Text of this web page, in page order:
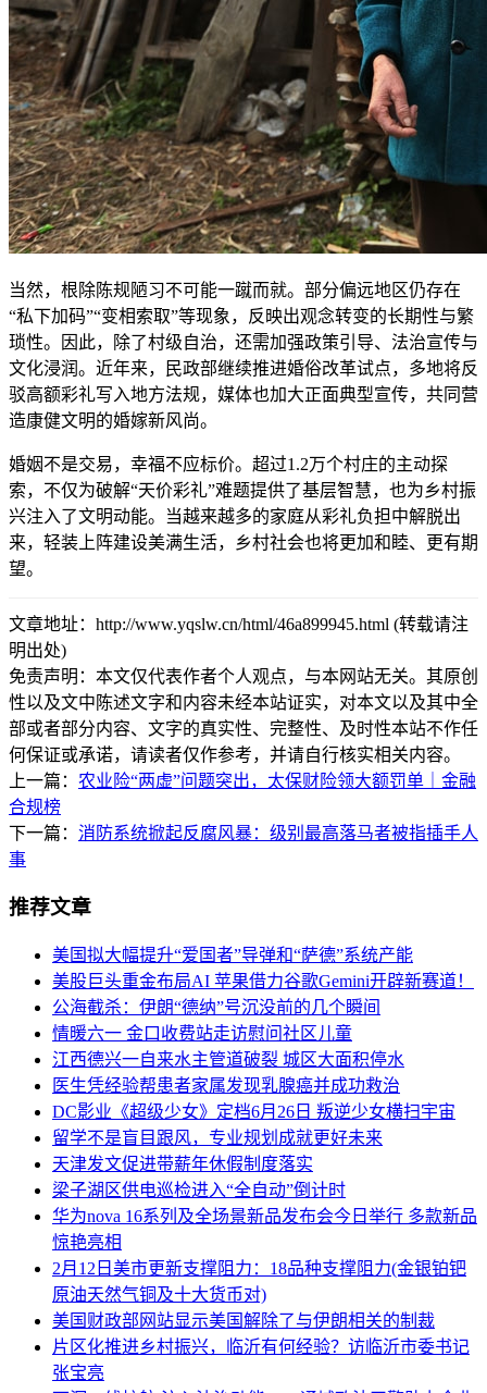
当然，根除陈规陋习不可能一蹴而就。部分偏远地区仍存在
“私下加码”“变相索取”等现象，反映出观念转变的长期性与繁
琐性。因此，除了村级自治，还需加强政策引导、法治宣传与
文化浸润。近年来，民政部继续推进婚俗改革试点，多地将反
驳高额彩礼写入地方法规，媒体也加大正面典型宣传，共同营
造康健文明的婚嫁新风尚。
婚姻不是交易，幸福不应标价。超过1.2万个村庄的主动探
索，不仅为破解“天价彩礼”难题提供了基层智慧，也为乡村振
兴注入了文明动能。当越来越多的家庭从彩礼负担中解脱出
来，轻装上阵建设美满生活，乡村社会也将更加和睦、更有期
望。
文章地址：http://www.yqslw.cn/html/46a899945.html (转载请注
明出处)
免责声明：本文仅代表作者个人观点，与本网站无关。其原创
性以及文中陈述文字和内容未经本站证实，对本文以及其中全
部或者部分内容、文字的真实性、完整性、及时性本站不作任
何保证或承诺，请读者仅作参考，并请自行核实相关内容。
上一篇： 农业险“两虚”问题突出，太保财险领大额罚单｜金融
合规榜
下一篇： 消防系统掀起反腐风暴：级别最高落马者被指插手人
事
推荐文章
美国拟大幅提升“爱国者”导弹和“萨德”系统产能
美股巨头重金布局AI 苹果借力谷歌Gemini开辟新赛道！
公海截杀：伊朗“德纳”号沉没前的几个瞬间
情暖六一 金口收费站走访慰问社区儿童
江西德兴一自来水主管道破裂 城区大面积停水
医生凭经验帮患者家属发现乳腺癌并成功救治
DC影业《超级少女》定档6月26日 叛逆少女横扫宇宙
留学不是盲目跟风，专业规划成就更好未来
天津发文促进带薪年休假制度落实
梁子湖区供电巡检进入“全自动”倒计时
华为nova 16系列及全场景新品发布会今日举行 多款新品
惊艳亮相
2月12日美市更新支撑阻力：18品种支撑阻力(金银铂钯
原油天然气铜及十大货币对)
美国财政部网站显示美国解除了与伊朗相关的制裁
片区化推进乡村振兴，临沂有何经验？访临沂市委书记
张宝亮